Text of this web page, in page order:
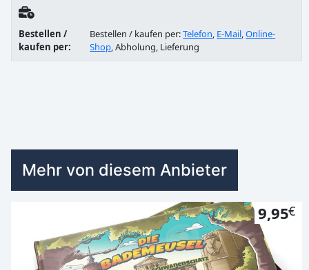
Bestellen /
kaufen per:
Bestellen / kaufen per:Telefon, E-Mail,Online-
Shop, Abholung, Lieferung
Mehr von diesem Anbieter
9,95€